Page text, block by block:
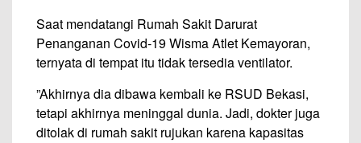
Saat mendatangi Rumah Sakit Darurat
Penanganan Covid-19 Wisma Atlet Kemayoran,
ternyata di tempat itu tidak tersedia ventilator.
”Akhirnya dia dibawa kembali ke RSUD Bekasi,
tetapi akhirnya meninggal dunia. Jadi, dokter juga
ditolak di rumah sakit rujukan karena kapasitas